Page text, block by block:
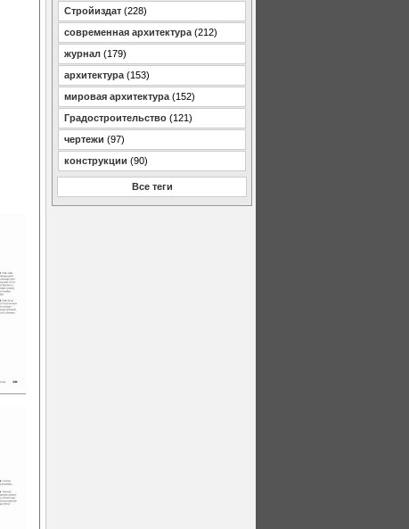
Стройиздат (228)
современная архитектура (212)
журнал (179)
архитектура (153)
мировая архитектура (152)
Градостроительство (121)
чертежи (97)
конструкции (90)
Все теги